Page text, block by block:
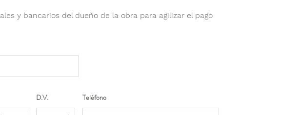
y bancarios del dueño de la obra para agilizar el pago
D.V. Teléfono